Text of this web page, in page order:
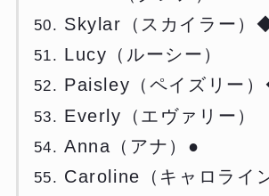
Skylar（スカイラー）
Lucy（ルーシー）
Paisley（ペイズリー
Everly（エヴァリー）
Anna（アナ）●
Caroline（キャロライ